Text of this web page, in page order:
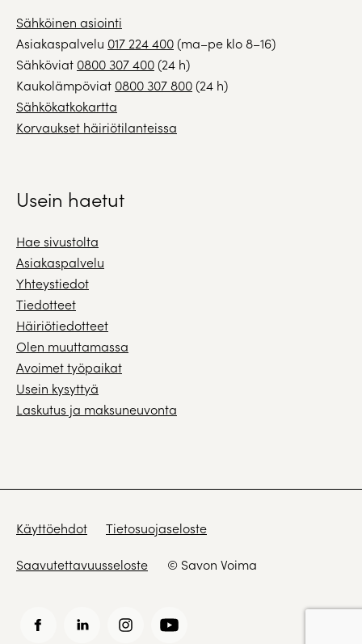
Sähköinen asiointi
Asiakaspalvelu 017 224 400(ma–pe klo 8–16)
Sähköviat 0800 307 400(24 h)
Kaukolämpöviat 0800 307 800(24 h)
Sähkökatkokartta
Korvaukset häiriötilanteissa
Usein haetut
Hae sivustolta
Asiakaspalvelu
Yhteystiedot
Tiedotteet
Häiriötiedotteet
Olen muuttamassa
Avoimet työpaikat
Usein kysyttyä
Laskutus ja maksuneuvonta
Käyttöehdot Tietosuojaseloste
Saavutettavuusseloste © Savon Voima